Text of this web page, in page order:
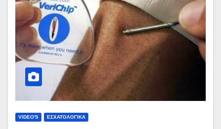
VIDEO'S ΕΣΧΑΤΟΛΟΓΙΚΑ